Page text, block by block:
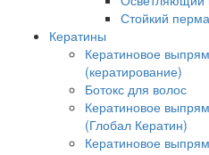
Стойкий
Кератины
Кератиновое
(кератирование)
Ботокс для волос
Кератиновое
(Глобал Кератин)
Кератиновое